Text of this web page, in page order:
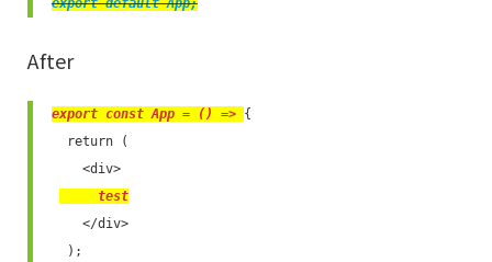
After
export const App = () => {
     test